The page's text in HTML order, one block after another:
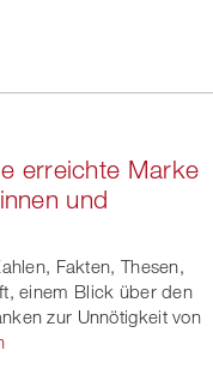
erreichte Marke
und
Fakten, Thesen,
einem Blick über den
zur Unnötigkeit von